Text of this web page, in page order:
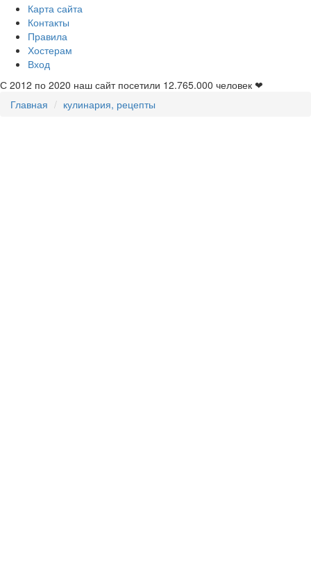
Карта сайта
Контакты
Правила
Хостерам
Вход
С 2012 по 2020 наш сайт посетили 12.765.000 человек ❤
Главная
кулинария, рецепты